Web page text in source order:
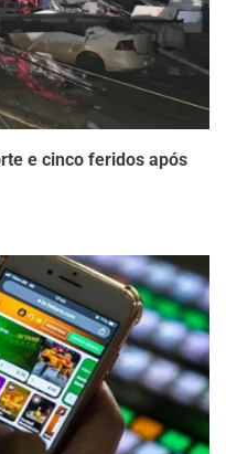
e cinco feridos após